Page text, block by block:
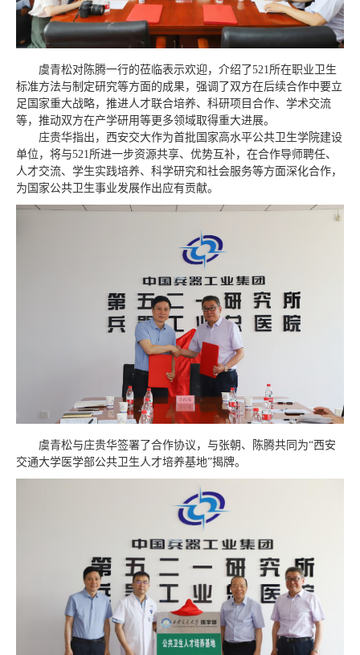
虞青松对陈腾一行的莅临表示欢迎，介绍了521所在职业卫生
标准方法与制定研究等方面的成果，强调了双方在后续合作中要立
足国家重大战略，推进人才联合培养、科研项目合作、学术交流
等，推动双方在产学研用等更多领域取得重大进展。
庄贵华指出，西安交大作为首批国家高水平公共卫生学院建设
单位，将与521所进一步资源共享、优势互补，在合作导师聘任、
人才交流、学生实践培养、科学研究和社会服务等方面深化合作，
为国家公共卫生事业发展作出应有贡献。
虞青松与庄贵华签署了合作协议，与张朝、陈腾共同为“西安
交通大学医学部公共卫生人才培养基地”揭牌。